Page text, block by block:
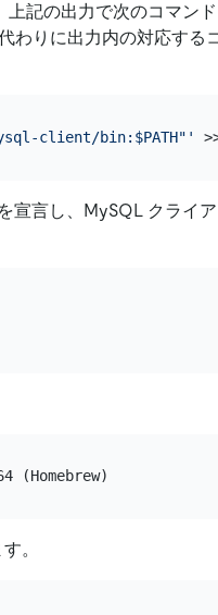
記の出力で次のコマン
わりに出力内の対応する
client/bin:$PATH"'
宣言し、MySQL クライ
。